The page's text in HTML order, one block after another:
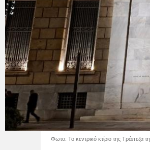
Φωτο: Το κεντρικό κτίριο της Τράπεζα